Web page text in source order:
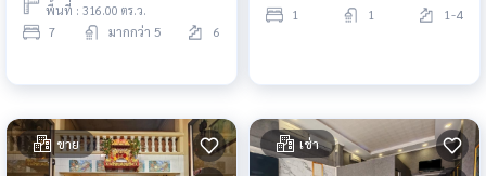
พื้นที่ : 316.00 ตร.ว.
7 มากกว่า 5 6
1 1 1-4
ขาย เช่า